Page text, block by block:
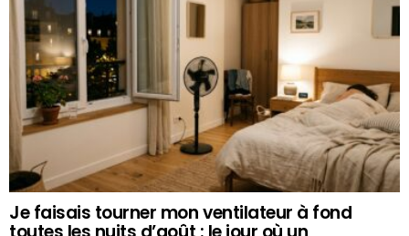
Je faisais tourner mon ventilateur à fond